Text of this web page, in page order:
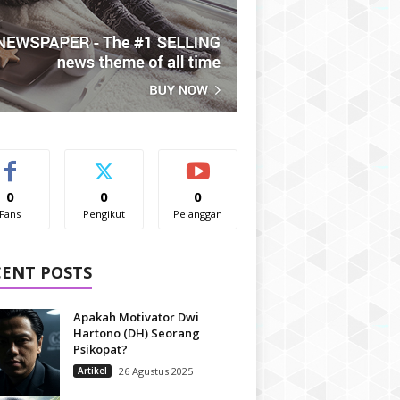
0
Fans
0
Pengikut
0
Pelanggan
POSTS
Apakah Motivator Dwi
Hartono (DH) Seorang
Psikopat?
Artikel 26 Agustus 2025